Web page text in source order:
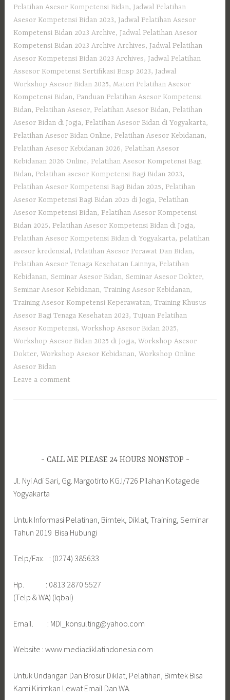
Pelatihan Asesor Kompetensi Bidan, Jadwal Pelatihan
Asesor Kompetensi Bidan 2023, Jadwal Pelatihan Asesor
Kompetensi Bidan 2023 Archive, Jadwal Pelatihan Asesor
Kompetensi Bidan 2023 Archive Archives, Jadwal Pelatihan
Asesor Kompetensi Bidan 2023 Archives, Jadwal Pelatihan
Assesor Kompetensi Sertifikasi Bnsp 2023, Jadwal
Workshop Asesor Bidan 2025,Materi Pelatihan Asesor
Kompetensi Bidan, Panduan Pelatihan Asesor Kompetensi
Bidan, Pelatihan Asesor, Pelatihan Asesor Bidan, Pelatihan
Asesor Bidan di Jogja, Pelatihan Asesor Bidan di Yogyakarta,
Pelatihan Asesor Bidan Online, Pelatihan Asesor Kebidanan,
Pelatihan Asesor Kebidanan 2026, Pelatihan Asesor
Kebidanan 2026 Online, Pelatihan Asesor Kompetensi Bagi
Bidan, Pelatihan asesor Kompetensi Bagi Bidan 2023,
Pelatihan Asesor Kompetensi Bagi Bidan 2025, Pelatihan
Asesor Kompetensi Bagi Bidan 2025 di Jogja, Pelatihan
Asesor Kompetensi Bidan, Pelatihan Asesor Kompetensi
Bidan 2025, Pelatihan Asesor Kompetensi Bidan di Jogja,
Pelatihan Asesor Kompetensi Bidan di Yogyakarta, pelatihan
asesor kredensial, Pelatihan Asesor Perawat Dan Bidan,
Pelatihan Asesor Tenaga Kesehatan Lainnya, Pelatihan
Kebidanan, Seminar Asesor Bidan, Seminar Asesor Dokter,
Seminar Asesor Kebidanan,Training Asesor Kebidanan,
Training Asesor Kompetensi Keperawatan,Training Khusus
Asesor Bagi Tenaga Kesehatan 2023,Tujuan Pelatihan
Asesor Kompetensi,Workshop Asesor Bidan 2025,
Workshop Asesor Bidan 2025 di Jogja,Workshop Asesor
Dokter,Workshop Asesor Kebidanan,Workshop Online
Asesor Bidan
Leave a comment
CALL ME PLEASE 24 HOURS NONSTOP
Jl. Nyi Adi Sari, Gg. Margotirto KG.I/726 Pilahan Kotagede
Yogyakarta
Untuk Informasi Pelatihan, Bimtek, Diklat, Training, Seminar
Tahun 2019 Bisa Hubungi
Telp/Fax. : (0274) 385633
Hp. : 0813 2870 5527
(Telp & WA) (Iqbal)
Email. : MDI_konsulting@yahoo.com
Website : www.mediadiklatindonesia.com
Untuk Undangan Dan Brosur Diklat, Pelatihan, Bimtek Bisa
Kami Kirimkan Lewat Email Dan WA.